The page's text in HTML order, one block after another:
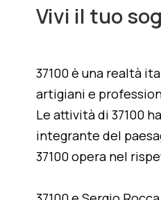
Vivi il tuo
37100 è una realtà
artigiani e
Le attività di 37100
integrante del
37100 opera nel